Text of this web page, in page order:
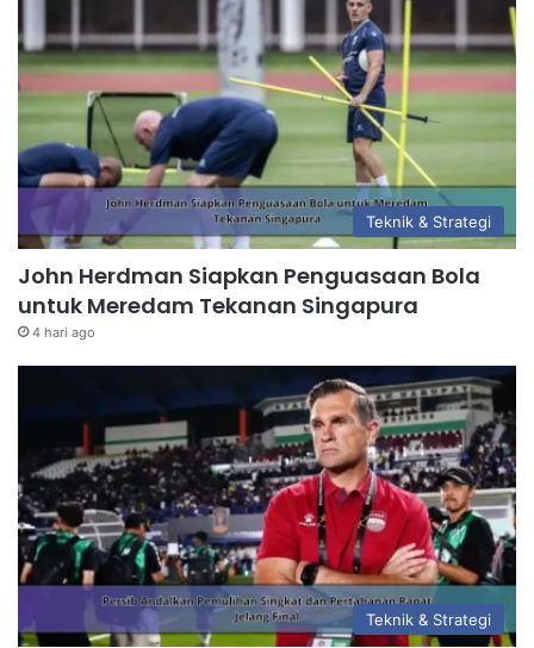
Teknik & Strategi
John Herdman Siapkan Penguasaan Bola
untuk Meredam Tekanan Singapura
4 hari ago
Teknik & Strategi